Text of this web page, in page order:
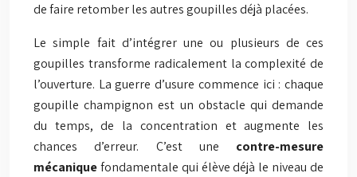
de faire retomber les autres goupilles déjà placées.
Le simple fait d’intégrer une ou plusieurs de ces
goupilles transforme radicalement la complexité de
l’ouverture. La guerre d’usure commence ici : chaque
goupille champignon est un obstacle qui demande
du temps, de la concentration et augmente les
chances d’erreur. C’est une contre-mesure
mécaniquefondamentale qui élève déjà le niveau de